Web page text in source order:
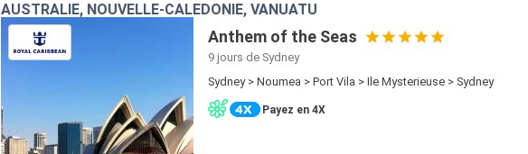
AUSTRALIE, NOUVELLE-CALÉDONIE, VANUATU
Anthem of the Seas
9 jours de Sydney
Sydney > Noumea > Port Vila > Ile Mysterieuse > Sydney
Payez en 4X